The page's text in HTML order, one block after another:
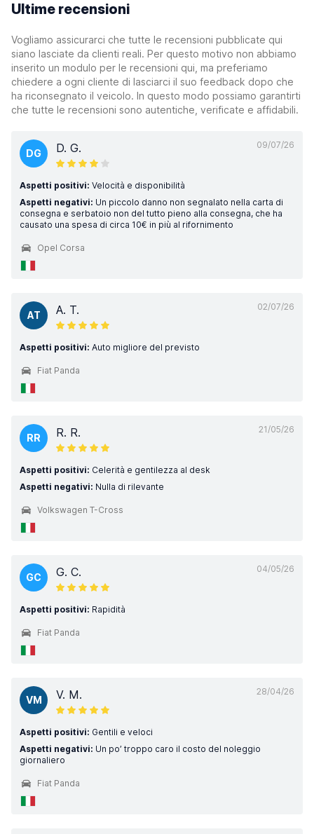
Ultime recensioni
Vogliamo assicurarci che tutte le recensioni pubblicate qui
siano lasciate da clienti reali. Per questo motivo non abbiamo
inserito un modulo per le recensioni qui, ma preferiamo
chiedere a ogni cliente di lasciarci il suo feedback dopo che
ha riconsegnato il veicolo. In questo modo possiamo garantirti
che tutte le recensioni sono autentiche, verificate e affidabili.
09/07/26
DG D. G.
Aspetti positivi: Velocità e disponibilità
Aspetti negativi: Un piccolo danno non segnalato nella carta di
consegna e serbatoio non del tutto pieno alla consegna, che ha
causato una spesa di circa 10€ in più al rifornimento
Opel Corsa
02/07/26
AT A. T.
Aspetti positivi: Auto migliore del previsto
Fiat Panda
21/05/26
RR R. R.
Aspetti positivi: Celerità e gentilezza al desk
Aspetti negativi: Nulla di rilevante
Volkswagen T-Cross
04/05/26
GC G. C.
Aspetti positivi: Rapidità
Fiat Panda
28/04/26
VM V. M.
Aspetti positivi: Gentili e veloci
Aspetti negativi: Un po’ troppo caro il costo del noleggio
giornaliero
Fiat Panda